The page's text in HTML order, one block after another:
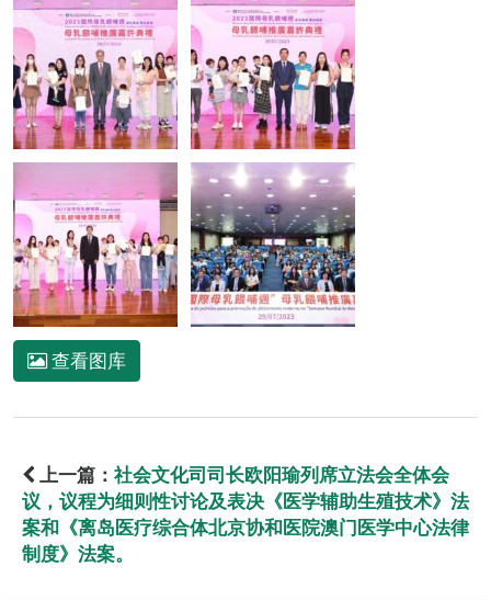
查看图库
上一篇： 社会文化司司长欧阳瑜列席立法会全体会
议，议程为细则性讨论及表决《医学辅助生殖技术》法
案和《离岛医疗综合体北京协和医院澳门医学中心法律
制度》法案。